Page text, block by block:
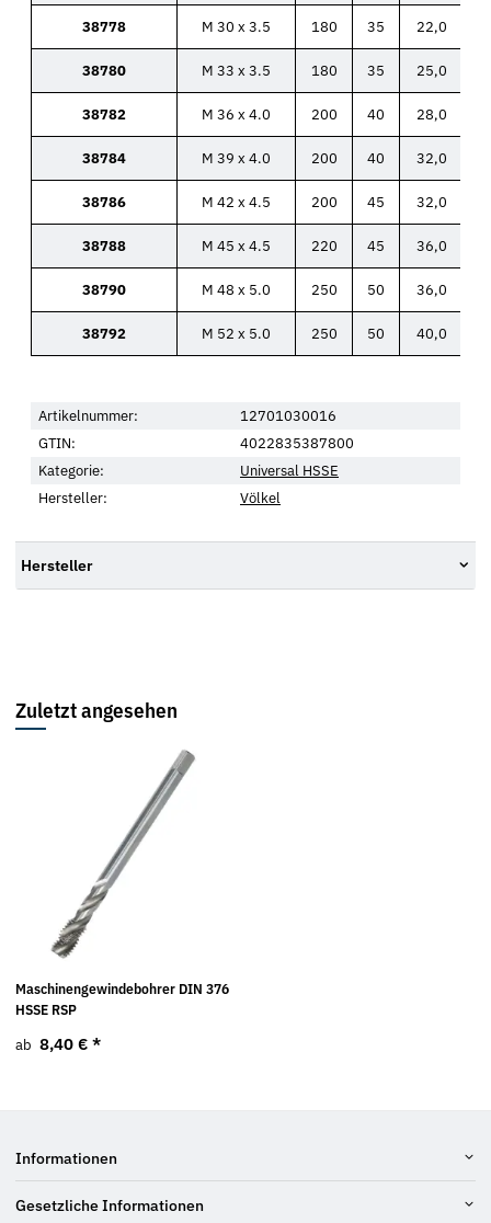
38778 M 30 x 3.5 180 35 22,0
38780 M 33 x 3.5 180 35 25,0
38782 M 36 x 4.0 200 40 28,0
38784 M 39 x 4.0 200 40 32,0
38786 M 42 x 4.5 200 45 32,0
38788 M 45 x 4.5 220 45 36,0
38790 M 48 x 5.0 250 50 36,0
38792 M 52 x 5.0 250 50 40,0
Artikelnummer:
12701030016
GTIN:
4022835387800
Kategorie:
Universal HSSE
Hersteller:
Völkel
Hersteller
Zuletzt angesehen
Maschinengewindebohrer DIN 376
HSSE RSP
ab 8,40 € *
Informationen
Gesetzliche Informationen